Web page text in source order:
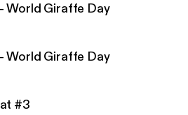
World Giraffe Day
World Giraffe Day
#3